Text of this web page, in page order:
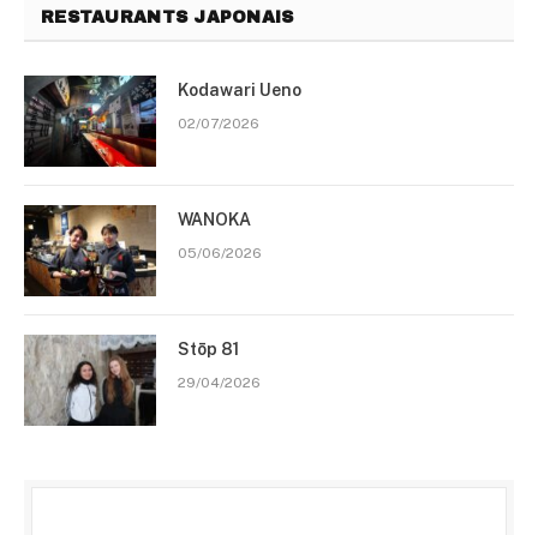
RESTAURANTS JAPONAIS
Kodawari Ueno
02/07/2026
WANOKA
05/06/2026
Stōp 81
29/04/2026